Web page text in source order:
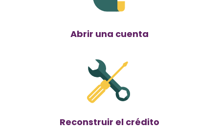
Abrir una cuenta
Reconstruir el crédito